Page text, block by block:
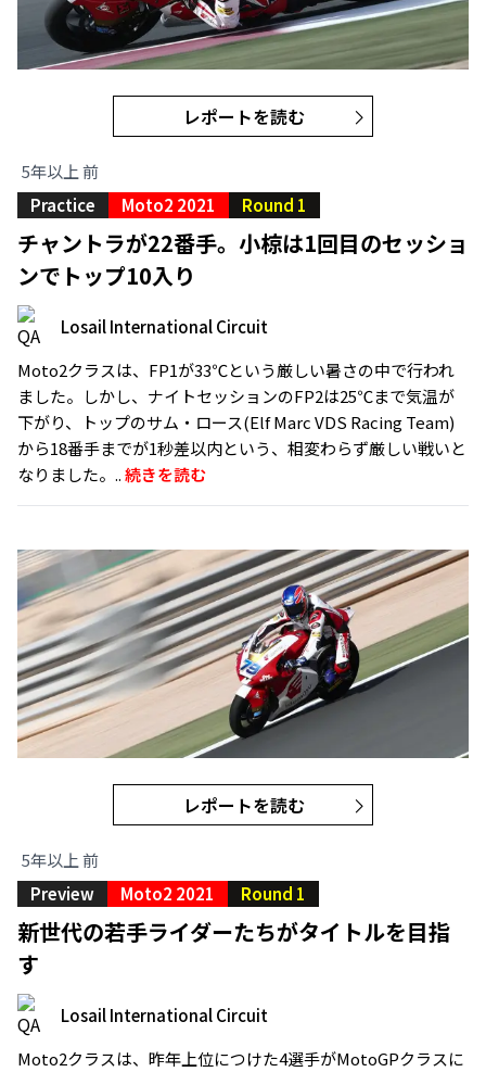
レポートを読む
5年以上 前
Practice
Moto2 2021 Round 1
チャントラが22番手。小椋は1回目のセッショ
ンでトップ10入り
Losail International Circuit
Moto2クラスは、FP1が33℃という厳しい暑さの中で行われ
ました。しかし、ナイトセッションのFP2は25℃まで気温が
下がり、トップのサム・ロース(Elf Marc VDS Racing Team)
から18番手までが1秒差以内という、相変わらず厳しい戦いと
なりました。..続きを読む
レポートを読む
5年以上 前
Preview
Moto2 2021 Round 1
新世代の若手ライダーたちがタイトルを目指
す
Losail International Circuit
Moto2クラスは、昨年上位につけた4選手がMotoGPクラスに